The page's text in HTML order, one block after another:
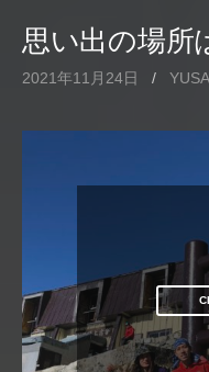
思い出の場所
2021年11月24日 /